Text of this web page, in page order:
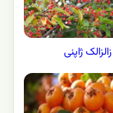
زالزالک ژاپنی